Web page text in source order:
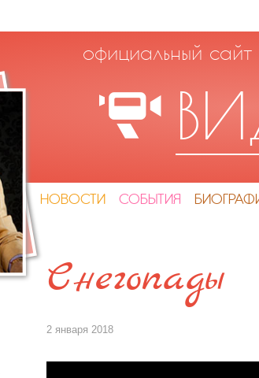
официальный сайт
НОВОСТИ СОБЫТИЯ
Снегопады
2 января 2018